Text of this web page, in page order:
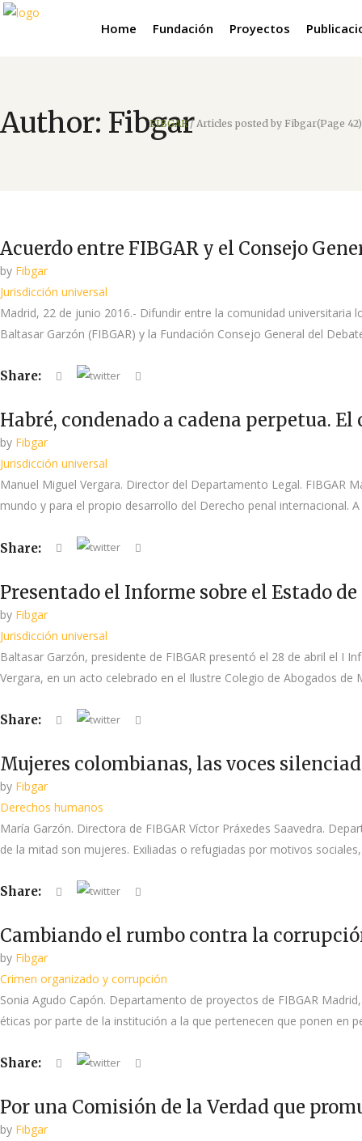
Home Fundación Proyectos
Author: Fibgar
FIBGAR/Articles posted by Fibgar(Page 42)
Acuerdo entre FIBGAR y el Consejo
by Fibgar
Jurisdicción universal
Madrid, 22 de junio 2016.- Difundir entre la comunidad
Baltasar Garzón (FIBGAR) y la Fundación Consejo General del
Share:
Habré, condenado a cadena perpetua.
by Fibgar
Jurisdicción universal
Manuel Miguel Vergara. Director del Departamento Legal. FIBGAR
mundo y para el propio desarrollo del Derecho penal internacional.
Share:
Presentado el Informe sobre el Estado
by Fibgar
Jurisdicción universal
Baltasar Garzón, presidente de FIBGAR presentó el 28 de abril el I
Vergara, en un acto celebrado en el Ilustre Colegio de Abogados
Share:
Mujeres colombianas, las voces
by Fibgar
Derechos humanos
María Garzón. Directora de FIBGAR Víctor Práxedes Saavedra.
de la mitad son mujeres. Exiliadas o refugiadas por motivos
Share:
Cambiando el rumbo contra la
by Fibgar
Crimen organizado y corrupción
Sonia Agudo Capón. Departamento de proyectos de FIBGAR
éticas por parte de la institución a la que pertenecen que ponen en
Share:
Por una Comisión de la Verdad que
by Fibgar